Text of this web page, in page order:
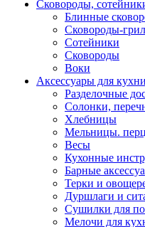
Сковороды,
Блинные
Сковороды-
Сотейники
Сковороды
Воки
Аксессуары для кухни
Разделочные
Солонки,
Хлебницы
Мельницы.
Весы
Кухонные
Барные
Терки и
Дуршлаги и
Сушилки для
Мелочи для